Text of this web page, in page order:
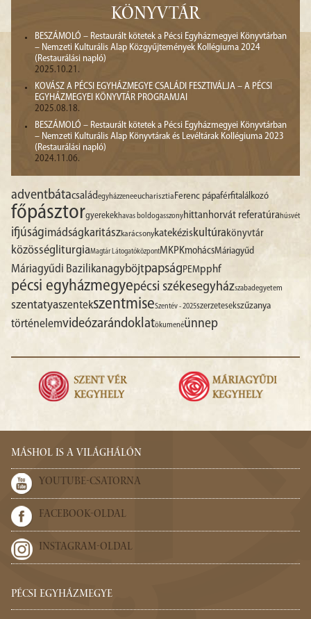
KÖNYVTÁR
BESZÁMOLÓ – Restaurált kötetek a Pécsi Egyházmegyei Könyvtárban
– Nemzeti Kulturális Alap Közgyűjtemények Kollégiuma 2024
(Restaurálási napló)
2025.10.21.
KOVÁSZ A PÉCSI EGYHÁZMEGYE CSALÁDI FESZTIVÁLJA – A PÉCSI
EGYHÁZMEGYEI KÖNYVTÁR PROGRAMJAI
2025.08.18.
BESZÁMOLÓ – Restaurált kötetek a Pécsi Egyházmegyei Könyvtárban
– Nemzeti Kulturális Alap Könyvtárak és Levéltárak Kollégiuma 2023
(Restaurálási napló)
2024.11.06.
adventbátacsaládegyházzeneeucharisztia Ferenc pápaférfitalálkozó
főpásztorgyerekekhavas boldogasszonyhittanhorvát referatúrahúsvét
ifjúságimádságkaritászkarácsonykatekéziskultúra könyvtár
közösség liturgiaMagtár LátogatóközpontMKPKmohácsMáriagyűd
Máriagyűdi Bazilikanagyböjtpapság PEMpphf
pécsi egyházmegyepécsi székesegyházszabadegyetem
szentatyaszentekszentmiseSzentév - 2025szerzetesekszűzanya
történelemvideózarándoklatökumenéünnep
MÁSHOL IS A VILÁGHÁLÓN
YOUTUBE-CSATORNA
FACEBOOK-OLDAL
INSTAGRAM-OLDAL
PÉCSI EGYHÁZMEGYE